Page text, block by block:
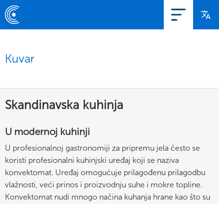
Kuvar
Skandinavska kuhinja
U modernoj kuhinji
U profesionalnoj gastronomiji za pripremu jela često se
koristi profesionalni kuhinjski uređaj koji se naziva
konvektomat. Uređaj omogućuje prilagođenu prilagodbu
vlažnosti, veći prinos i proizvodnju suhe i mokre topline.
Konvektomat nudi mnogo načina kuhanja hrane kao što su